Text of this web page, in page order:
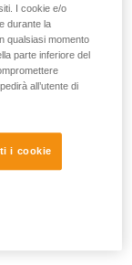
I cookie e/o
durante la
qualsiasi momento
parte inferiore del
all’utente di
i cookie